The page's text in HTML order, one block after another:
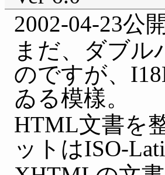
2002-04-23公開
まだ、ダブル
のですが、
ゐる模樣。
HTML文書を
ットはISO-